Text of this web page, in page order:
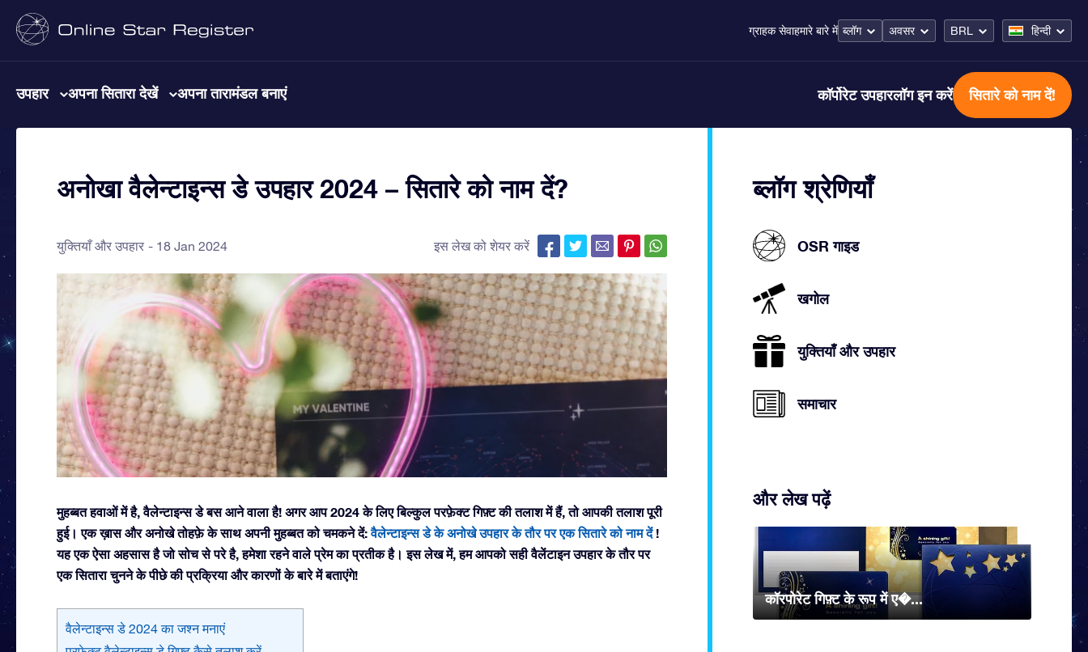
ग्राहक सेवाहमारे बारे में ब्लॉग अवसर BRL हिन्दी
उपहार अपना सितारा देखें अपना तारामंडल बनाएं कॉर्पोरेट उपहारलॉग इन करें सितारे को नाम दें!
अनोखा वैलेन्टाइन्स डे उपहार 2024 – सितारे को नाम दें?
युक्तियाँ और उपहार 18 Jan 2024 इस लेख को शेयर करें
मुहब्बत हवाओं में है, वैलेन्टाइन्स डे बस आने वाला है! अगर आप 2024 के लिए बिल्कुल परफ़ेक्ट गिफ़्ट की तलाश में हैं, तो आपकी तलाश पूरी
हुई। एक ख़ास और अनोखे तोहफ़े के साथ अपनी मुहब्बत को चमकने दें:वैलेन्टाइन्स डे के अनोखे उपहार के तौर पर एक सितारे को नाम दें !
यह एक ऐसा अहसास है जो सोच से परे है, हमेशा रहने वाले प्रेम का प्रतीक है। इस लेख में, हम आपको सही वैलेंटाइन उपहार के तौर पर
एक सितारा चुनने के पीछे की प्रक्रिया और कारणों के बारे में बताएंगे!
वैलेन्टाइन्स डे 2024 का जश्न मनाएं
ब्लॉग श्रेणियाँ
OSR गाइड
खगोल
युक्तियाँ और उपहार
समाचार
और लेख पढ़ें
कॉरपोरेट गिफ़्ट के रूप में ए�...